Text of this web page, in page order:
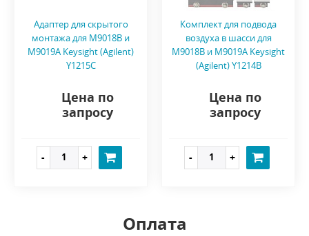
Адаптер для скрытого
монтажа для M9018B и
M9019A Keysight (Agilent)
Y1215C
Цена по
запросу
Комплект для подвода
воздуха в шасси для
M9018B и M9019A Keysight
(Agilent) Y1214B
Цена по
запросу
Оплата